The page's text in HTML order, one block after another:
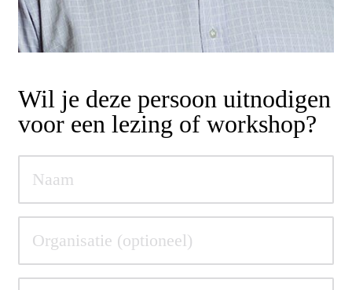
Wil je deze persoon uitnodigen
voor een lezing of workshop?